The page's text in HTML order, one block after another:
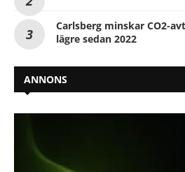
Carlsberg minskar CO2-
lägre sedan 2022
ANNONS